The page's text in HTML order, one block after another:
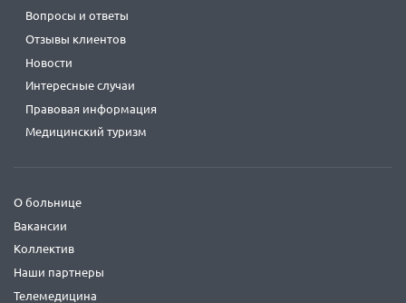
Вопросы и ответы
Отзывы клиентов
Новости
Интересные случаи
Правовая информация
Медицинский туризм
О больнице
Вакансии
Коллектив
Наши партнеры
Телемедицина